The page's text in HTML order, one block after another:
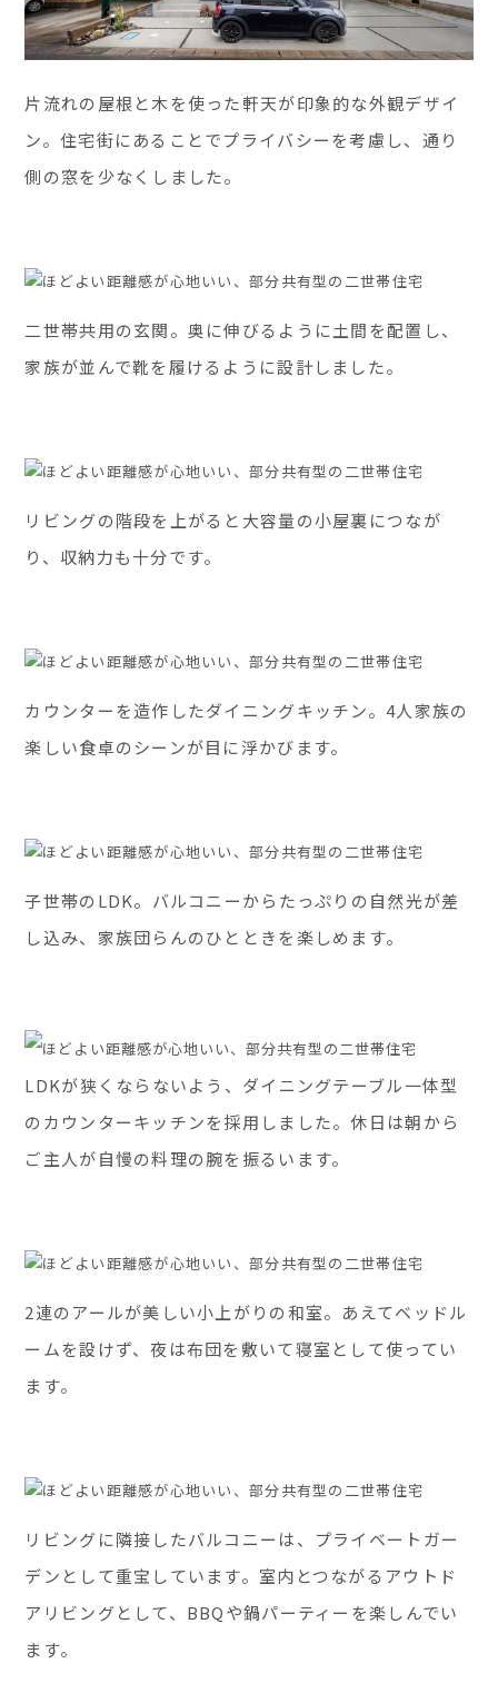
片流れの屋根と木を使った軒天が印象的な外観デザイ
ン。住宅街にあることでプライバシーを考慮し、通り
側の窓を少なくしました。
二世帯共用の玄関。奥に伸びるように土間を配置し、
家族が並んで靴を履けるように設計しました。
リビングの階段を上がると大容量の小屋裏につなが
り、収納力も十分です。
カウンターを造作したダイニングキッチン。4人家族の
楽しい食卓のシーンが目に浮かびます。
子世帯のLDK。バルコニーからたっぷりの自然光が差
し込み、家族団らんのひとときを楽しめます。
LDKが狭くならないよう、ダイニングテーブル一体型
のカウンターキッチンを採用しました。休日は朝から
ご主人が自慢の料理の腕を振るいます。
2連のアールが美しい小上がりの和室。あえてベッドル
ームを設けず、夜は布団を敷いて寝室として使ってい
ます。
リビングに隣接したバルコニーは、プライベートガー
デンとして重宝しています。室内とつながるアウトド
アリビングとして、BBQや鍋パーティーを楽しんでい
ます。